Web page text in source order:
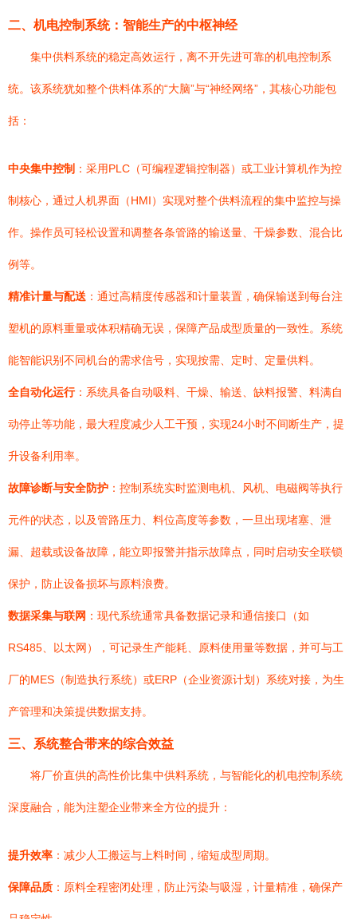
二、机电控制系统：智能生产的中枢神经
集中供料系统的稳定高效运行，离不开先进可靠的机电控制系
统。该系统犹如整个供料体系的“大脑”与“神经网络”，其核心功能包
括：
中央集中控制 ：采用PLC（可编程逻辑控制器）或工业计算机作为控
制核心，通过人机界面（HMI）实现对整个供料流程的集中监控与操
作。操作员可轻松设置和调整各条管路的输送量、干燥参数、混合比
例等。
精准计量与配送 ：通过高精度传感器和计量装置，确保输送到每台注
塑机的原料重量或体积精确无误，保障产品成型质量的一致性。系统
能智能识别不同机台的需求信号，实现按需、定时、定量供料。
全自动化运行：系统具备自动吸料、干燥、输送、缺料报警、料满自
动停止等功能，最大程度减少人工干预，实现24小时不间断生产，提
升设备利用率。
故障诊断与安全防护 ：控制系统实时监测电机、风机、电磁阀等执行
元件的状态，以及管路压力、料位高度等参数，一旦出现堵塞、泄
漏、超载或设备故障，能立即报警并指示故障点，同时启动安全联锁
保护，防止设备损坏与原料浪费。
数据采集与联网 ：现代系统通常具备数据记录和通信接口（如
RS485、以太网），可记录生产能耗、原料使用量等数据，并可与工
厂的MES（制造执行系统）或ERP（企业资源计划）系统对接，为生
产管理和决策提供数据支持。
三、系统整合带来的综合效益
将厂价直供的高性价比集中供料系统，与智能化的机电控制系统
深度融合，能为注塑企业带来全方位的提升：
提升效率 ：减少人工搬运与上料时间，缩短成型周期。
保障品质 ：原料全程密闭处理，防止污染与吸湿，计量精准，确保产